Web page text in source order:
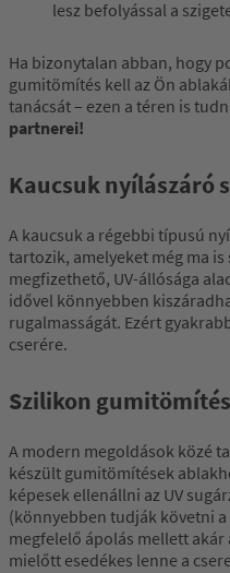
lesz befolyással a
Ha bizonytalan abban, hogy
gumitömítés kell az Ön
tanácsát – ezen a téren is
partnerei!
Kaucsuk nyílászáró
A kaucsuk a régebbi típusú
tartozik, amelyeket még ma
megfizethető, UV-állósága
idővel könnyebben
rugalmasságát. Ezért
cserére.
Szilikon
A modern megoldások közé
készült gumitömítések
képesek ellenállni az UV
(könnyebben tudják követni
megfelelő ápolás mellett akár
mielőtt esedékes lenne a